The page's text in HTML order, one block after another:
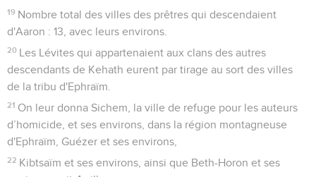
19 Nombre total des villes des prêtres qui descendaient
d'Aaron : 13, avec leurs environs.
20 Les Lévites qui appartenaient aux clans des autres
descendants de Kehath eurent par tirage au sort des villes
de la tribu d'Ephraïm.
21 On leur donna Sichem, la ville de refuge pour les auteurs
d’homicide, et ses environs, dans la région montagneuse
d'Ephraïm, Guézer et ses environs,
22 Kibtsaïm et ses environs, ainsi que Beth-Horon et ses